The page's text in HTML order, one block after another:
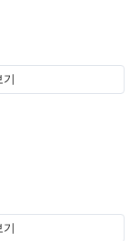
기
기